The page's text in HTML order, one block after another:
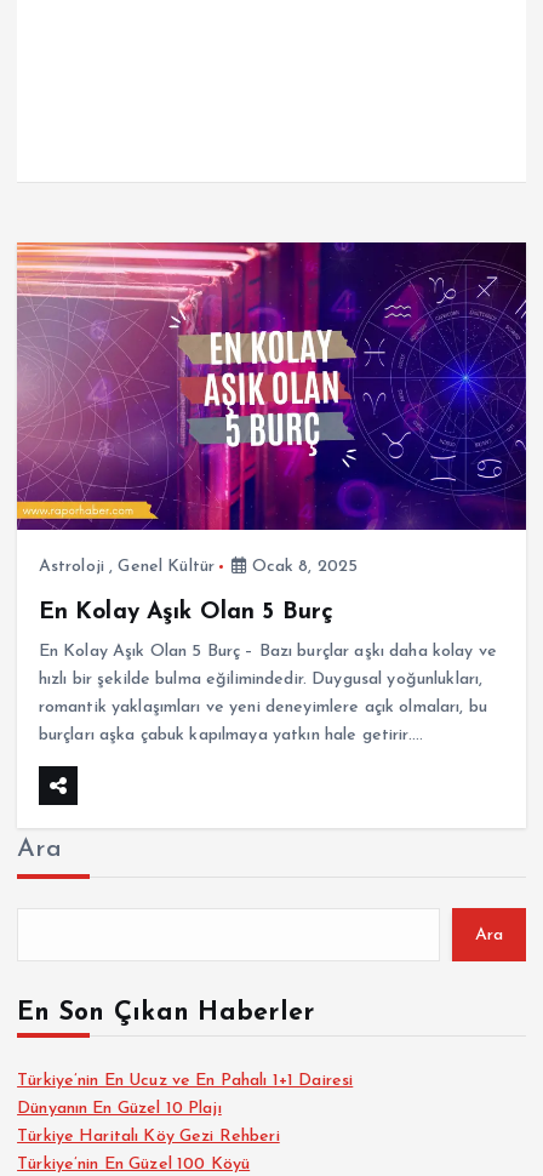
Astroloji ,Genel Kültür Ocak 8, 2025
En Kolay Aşık Olan 5 Burç
En Kolay Aşık Olan 5 Burç – Bazı burçlar aşkı daha kolay ve
hızlı bir şekilde bulma eğilimindedir. Duygusal yoğunlukları,
romantik yaklaşımları ve yeni deneyimlere açık olmaları, bu
burçları aşka çabuk kapılmaya yatkın hale getirir.…
Ara
Ara
En Son Çıkan Haberler
Türkiye’nin En Ucuz ve En Pahalı 1+1 Dairesi
Dünyanın En Güzel 10 Plajı
Türkiye Haritalı Köy Gezi Rehberi
Türkiye’nin En Güzel 100 Köyü